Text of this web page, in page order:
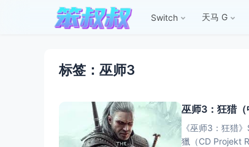
Switch 天马 G
标签：巫师3
巫师3：狂猎
《巫师3：狂猎
獵（CD Projekt